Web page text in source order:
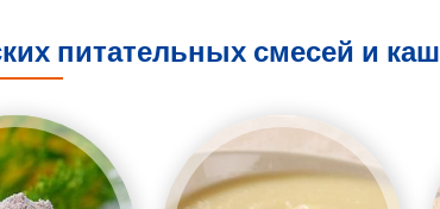
питательных смесей и каш